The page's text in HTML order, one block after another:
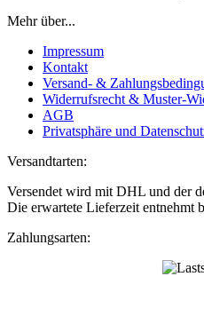
Mehr über...
Impressum
Kontakt
Versand- &
Widerrufsrecht & Muster-
AGB
Privatsphäre und
Versandtarten:
Versendet wird mit DHL und der
Die erwartete Lieferzeit entnehmt
Zahlungsarten: